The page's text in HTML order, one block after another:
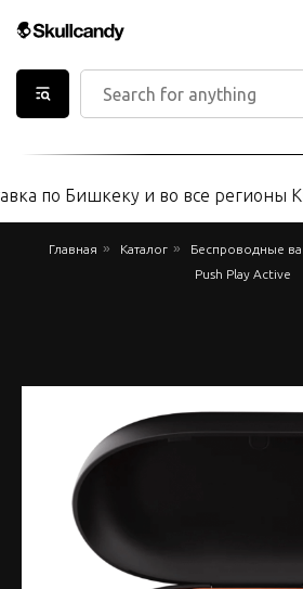
по Бишкеку и во все регионы
Главная » Каталог » Беспроводные
Push Play Active